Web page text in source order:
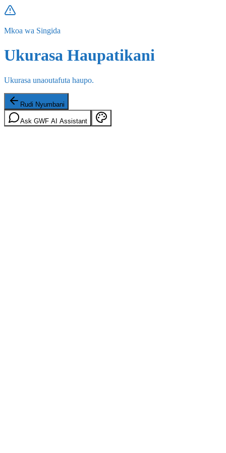
Mkoa wa Singida
Ukurasa Haupatikani
Ukurasa unaoutafuta haupo.
Rudi Nyumbani
Ask GWF AI Assistant